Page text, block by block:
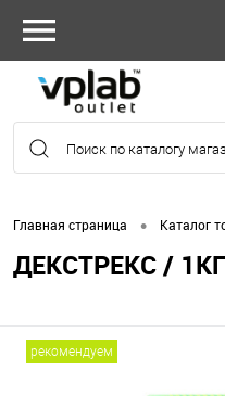
Главная страница • Каталог
ДЕКСТРЕКС /
рекомендуем